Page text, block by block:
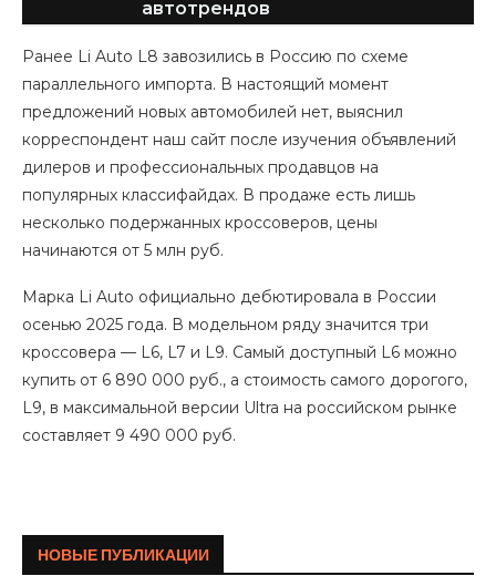
автотрендов
Ранее Li Auto L8 завозились в Россию по схеме
параллельного импорта. В настоящий момент
предложений новых автомобилей нет, выяснил
корреспондент наш сайт после изучения объявлений
дилеров и профессиональных продавцов на
популярных классифайдах. В продаже есть лишь
несколько подержанных кроссоверов, цены
начинаются от 5 млн руб.
Марка Li Auto официально дебютировала в России
осенью 2025 года. В модельном ряду значится три
кроссовера — L6, L7 и L9. Самый доступный L6 можно
купить от 6 890 000 руб., а стоимость самого дорогого,
L9, в максимальной версии Ultra на российском рынке
составляет 9 490 000 руб.
НОВЫЕ ПУБЛИКАЦИИ